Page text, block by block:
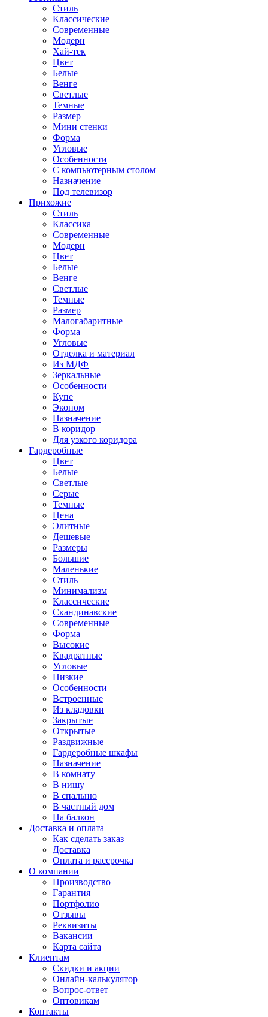
Стиль
Классические
Современные
Модерн
Хай-тек
Цвет
Белые
Венге
Светлые
Темные
Размер
Мини стенки
Форма
Угловые
Особенности
С компьютерным столом
Назначение
Под телевизор
Прихожие
Стиль
Классика
Современные
Модерн
Цвет
Белые
Венге
Светлые
Темные
Размер
Малогабаритные
Форма
Угловые
Отделка и материал
Из МДФ
Зеркальные
Особенности
Купе
Эконом
Назначение
В коридор
Для узкого коридора
Гардеробные
Цвет
Белые
Светлые
Серые
Темные
Цена
Элитные
Дешевые
Размеры
Большие
Маленькие
Стиль
Минимализм
Классические
Скандинавские
Современные
Форма
Высокие
Квадратные
Угловые
Низкие
Особенности
Встроенные
Из кладовки
Закрытые
Открытые
Раздвижные
Гардеробные шкафы
Назначение
В комнату
В нишу
В спальню
В частный дом
На балкон
Доставка и оплата
Как сделать заказ
Доставка
Оплата и рассрочка
О компании
Производство
Гарантия
Портфолио
Отзывы
Реквизиты
Вакансии
Карта сайта
Клиентам
Скидки и акции
Онлайн-калькулятор
Вопрос-ответ
Оптовикам
Контакты